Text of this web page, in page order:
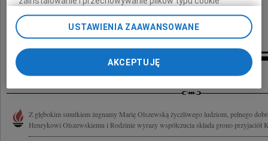
mąż, córka, wnuki, prawnuki, rodzina
Kondolencje
Z głębokim smutkiem żegnamy Marię Olszewską życzliwego ludziom, pełnego
Henrykowi Olszewskiemu i Rodzinie wyrazy współczucia składa grono przyjaciół
Wyborczej sp. z o. o. jej Zaufanych Partnerów i Agora S.A.
na Twoim urządzeniu końcowym. Możesz też w każdej
chwili zmienić swoje preferencje dot. plików cookie,
ponownie wywołując narzędzie do zarządzania Twoimi
preferencjami dot. przetwarzania danych poprzez
odnośnik „Ustawienia prywatności” w stopce serwisu i
Zmiana ustawień plików cookie możliwa jest także za
pomocą ustawień przeglądarki.
My, nasi Zaufani Partnerzy i Agora S.A. możemy
USTAWIENIA ZAAWANSOWANE
AKCEPTUJĘ